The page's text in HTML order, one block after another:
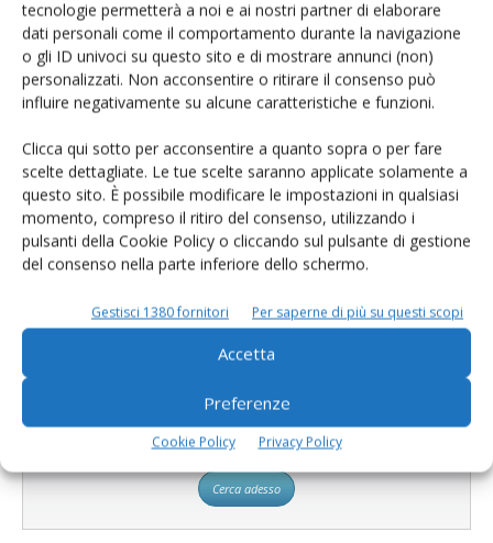
tecnologie permetterà a noi e ai nostri partner di elaborare
dati personali come il comportamento durante la navigazione
o gli ID univoci su questo sito e di mostrare annunci (non)
personalizzati. Non acconsentire o ritirare il consenso può
influire negativamente su alcune caratteristiche e funzioni.
Clicca qui sotto per acconsentire a quanto sopra o per fare
scelte dettagliate. Le tue scelte saranno applicate solamente a
questo sito. È possibile modificare le impostazioni in qualsiasi
momento, compreso il ritiro del consenso, utilizzando i
pulsanti della Cookie Policy o cliccando sul pulsante di gestione
del consenso nella parte inferiore dello schermo.
Gestisci 1380 fornitori Per saperne di più su questi scopi
Accetta
Preferenze
Cookie Policy Privacy Policy
2
E-magazine
Tecniche, prodotti e servizi dalle aziende
Un modo semplice per cercare un'azienda o un
prodotto!
Cerca adesso